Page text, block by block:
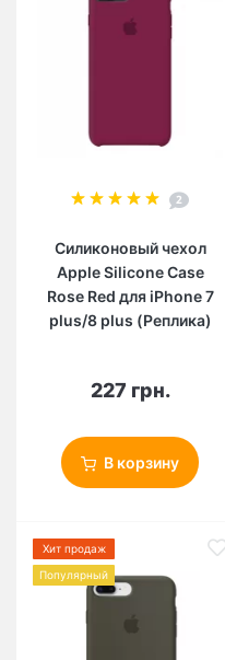
2
Силиконовый чехол
Apple Silicone Case
Rose Red для iPhone 7
plus/8 plus (Реплика)
227 грн.
В корзину
Хит продаж
Популярный